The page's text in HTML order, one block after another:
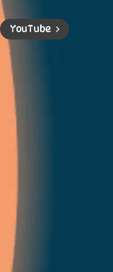
YouTube